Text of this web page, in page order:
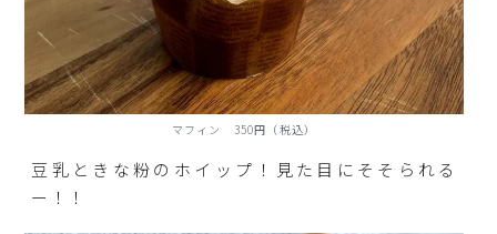
マフィン 350円（税込）
豆乳ときな粉のホイップ！見た目にそそられる
ー！！